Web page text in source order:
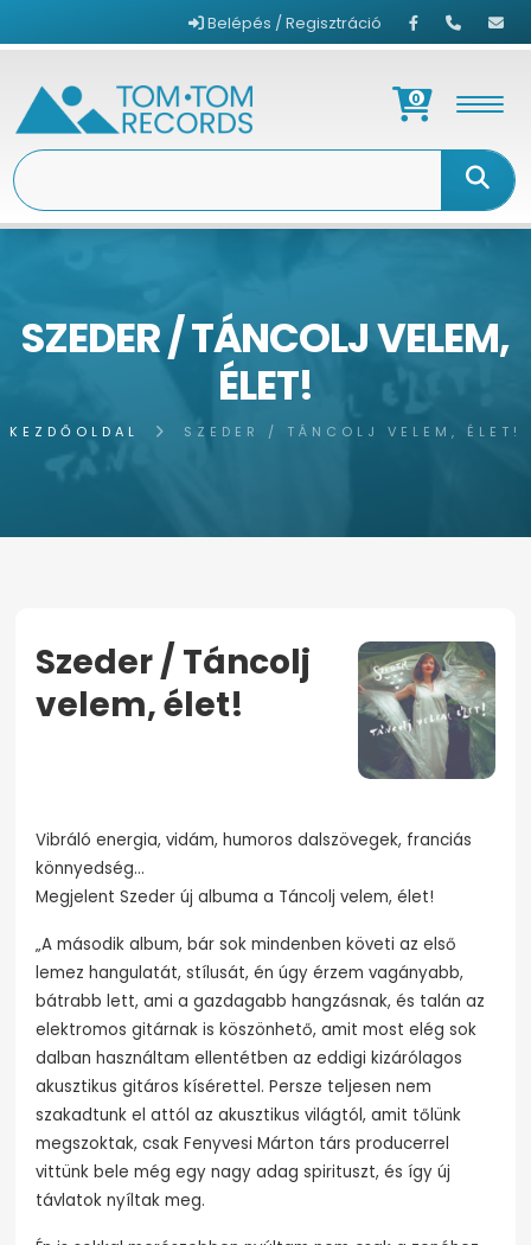
Belépés / Regisztráció
0
SZEDER / TÁNCOLJ VELEM,
ÉLET!
KEZDŐOLDAL SZEDER / TÁNCOLJ VELEM, ÉLET!
Szeder / Táncolj
velem, élet!
Vibráló energia, vidám, humoros dalszövegek, franciás
könnyedség…
Megjelent Szeder új albuma a Táncolj velem, élet!
„A második album, bár sok mindenben követi az első
lemez hangulatát, stílusát, én úgy érzem vagányabb,
bátrabb lett, ami a gazdagabb hangzásnak, és talán az
elektromos gitárnak is köszönhető, amit most elég sok
dalban használtam ellentétben az eddigi kizárólagos
akusztikus gitáros kísérettel. Persze teljesen nem
szakadtunk el attól az akusztikus világtól, amit tőlünk
megszoktak, csak Fenyvesi Márton társ producerrel
vittünk bele még egy nagy adag spirituszt, és így új
távlatok nyíltak meg.